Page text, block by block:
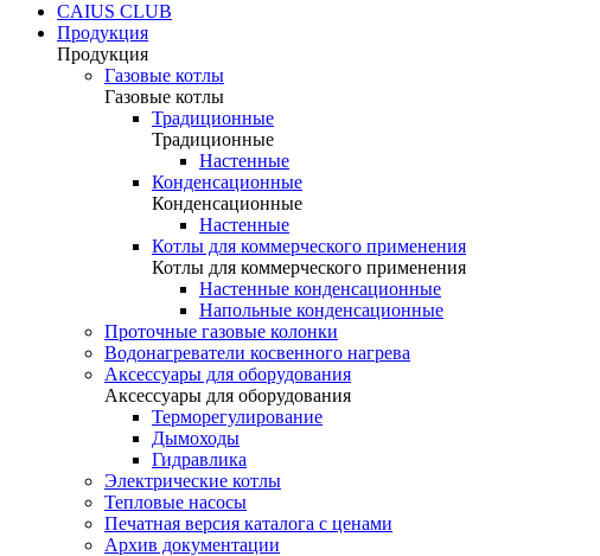
CAIUS CLUB
Продукция
Продукция
Газовые котлы
Газовые котлы
Традиционные
Традиционные
Настенные
Конденсационные
Конденсационные
Настенные
Котлы для коммерческого применения
Котлы для коммерческого применения
Настенные конденсационные
Напольные конденсационные
Проточные газовые колонки
Водонагреватели косвенного нагрева
Аксессуары для оборудования
Аксессуары для оборудования
Терморегулирование
Дымоходы
Гидравлика
Электрические котлы
Тепловые насосы
Печатная версия каталога с ценами
Архив документации